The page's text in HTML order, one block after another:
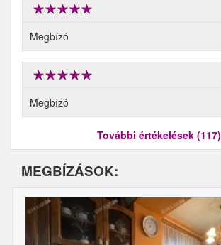
Megbízó
Megbízó
További értékelések (117)
MEGBÍZÁSOK: